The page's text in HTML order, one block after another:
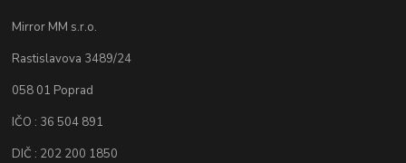
Mirror MM s.r.o.
Rastislavova 3489/24
058 01 Poprad
IČO : 36 504 891
DIČ : 202 200 1850